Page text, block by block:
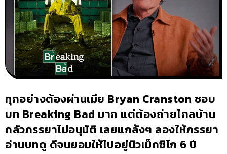
ทุกอย่างต้องผ่านเมีย Bryan Cranston ชอบ
บท Breaking Bad มาก แต่ต้องถ่ายไกลบ้าน
กลัวภรรยาไม่อนุมัติ เลยแกล้งๆ ลองให้ภรรยา
อ่านบทดู ดีจนยอมให้ไปอยู่นิวเม็กซิโก 6 ปี